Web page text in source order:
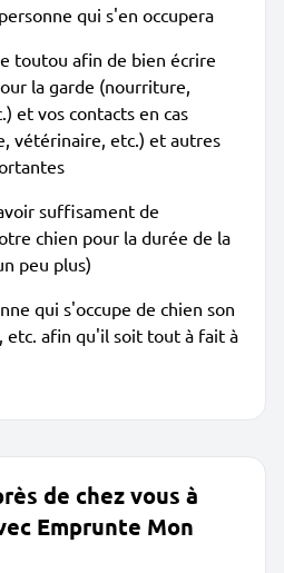
qui s'en occupera
toutou afin de bien écrire
la garde (nourriture,
et vos contacts en cas
vétérinaire, etc.) et autres
suffisament de
chien pour la durée de la
peu plus)
qui s'occupe de chien son
etc. afin qu'il soit tout à fait à
de chez vous à
Emprunte Mon